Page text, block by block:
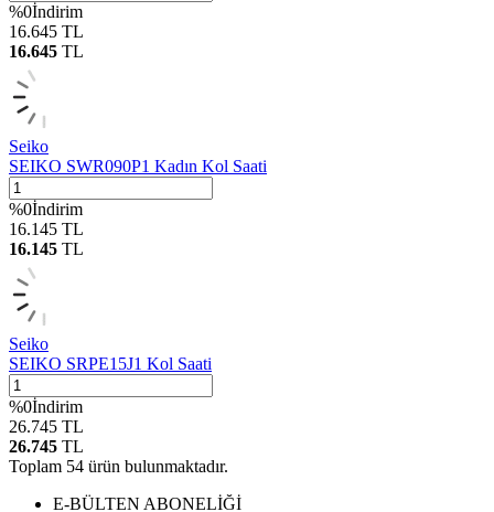
%0İndirim
16.645 TL
16.645 TL
Seiko
SEIKO SWR090P1 Kadın Kol Saati
%0İndirim
16.145 TL
16.145 TL
Seiko
SEIKO SRPE15J1 Kol Saati
%0İndirim
26.745 TL
26.745 TL
Toplam 54 ürün bulunmaktadır.
E-BÜLTEN ABONELİĞİ